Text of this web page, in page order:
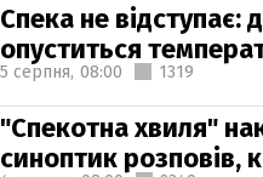
Спека не відступає:
опуститься
5 серпня, 08:00 1319
"Спекотна хвиля"
синоптик розповів,